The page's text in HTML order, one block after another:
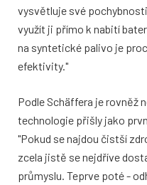
vysvětluje své
využít ji přímo k nabití
na syntetické palivo je
efektivity."
Podle Schäffera je rovněž
technologie přišly jako
"Pokud se najdou čistší
zcela jistě se nejdříve
průmyslu. Teprve poté -